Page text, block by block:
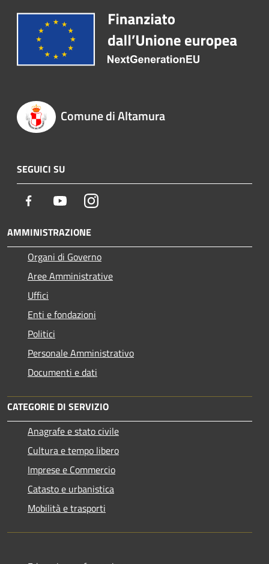
Comune di Altamura
SEGUICI SU
Facebook YoutubeInstagram
AMMINISTRAZIONE
Organi di Governo
Aree Amministrative
Uffici
Enti e fondazioni
Politici
Personale Amministrativo
Documenti e dati
CATEGORIE DI SERVIZIO
Anagrafe e stato civile
Cultura e tempo libero
Imprese e Commercio
Catasto e urbanistica
Mobilità e trasporti